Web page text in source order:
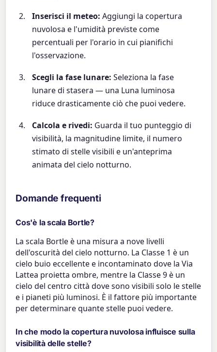
Inserisci il meteo: Aggiungi la copertura
nuvolosa e l'umidità previste come
percentuali per l'orario in cui pianifichi
l'osservazione.
Scegli la fase lunare: Seleziona la fase
lunare di stasera — una Luna luminosa
riduce drasticamente ciò che puoi vedere.
Calcola e rivedi: Guarda il tuo punteggio di
visibilità, la magnitudine limite, il numero
stimato di stelle visibili e un'anteprima
animata del cielo notturno.
Domande frequenti
Cos'è la scala Bortle?
La scala Bortle è una misura a nove livelli
dell'oscurità del cielo notturno. La Classe 1 è un
cielo buio eccellente e incontaminato dove la Via
Lattea proietta ombre, mentre la Classe 9 è un
cielo del centro città dove sono visibili solo le stelle
e i pianeti più luminosi. È il fattore più importante
per determinare quante stelle puoi vedere.
In che modo la copertura nuvolosa influisce sulla
visibilità delle stelle?